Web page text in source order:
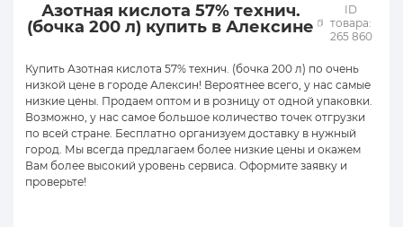
Азотная кислота 57% технич.
(бочка 200 л) купить в Алексине
ID
товара:
265 860
Купить Азотная кислота 57% технич. (бочка 200 л) по очень
низкой цене в городе Алексин! Вероятнее всего, у нас самые
низкие цены. Продаем оптом и в розницу от одной упаковки.
Возможно, у нас самое большое количество точек отгрузки
по всей стране. Бесплатно организуем доставку в нужный
город. Мы всегда предлагаем более низкие цены и окажем
Вам более высокий уровень сервиса. Оформите заявку и
проверьте!